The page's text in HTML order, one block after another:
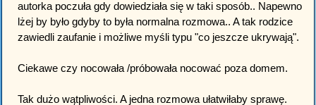
autorka poczuła gdy dowiedziała się w taki sposób.. Napewno
lżej by było gdyby to była normalna rozmowa.. A tak rodzice
zawiedli zaufanie i możliwe myśli typu "co jeszcze ukrywają".
Ciekawe czy nocowała /próbowała nocować poza domem.
Tak dużo wątpliwości. A jedna rozmowa ułatwiłaby sprawę.